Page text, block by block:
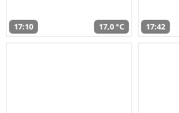
17:10 17,0 °C 17:42